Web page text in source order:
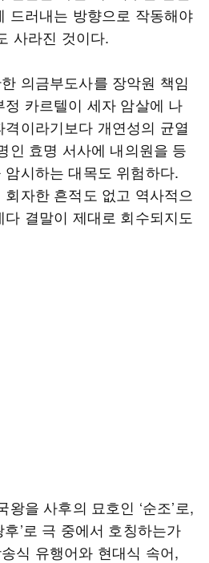
드러내는 방향으로 작동해야
사라진 것이다.
의금부도사를 장악원 책임
카르텔이 세자 암살에 나
이라기보다 개연성의 균열
인 효명 서사에 내의원을 등
시하는 대목도 위험하다.
자한 흔적도 없고 역사적으
결말이 제대로 회수되지도
을 사후의 묘호인 ‘순조’로,
’로 극 중에서 호칭하는가
식 유행어와 현대식 속어,